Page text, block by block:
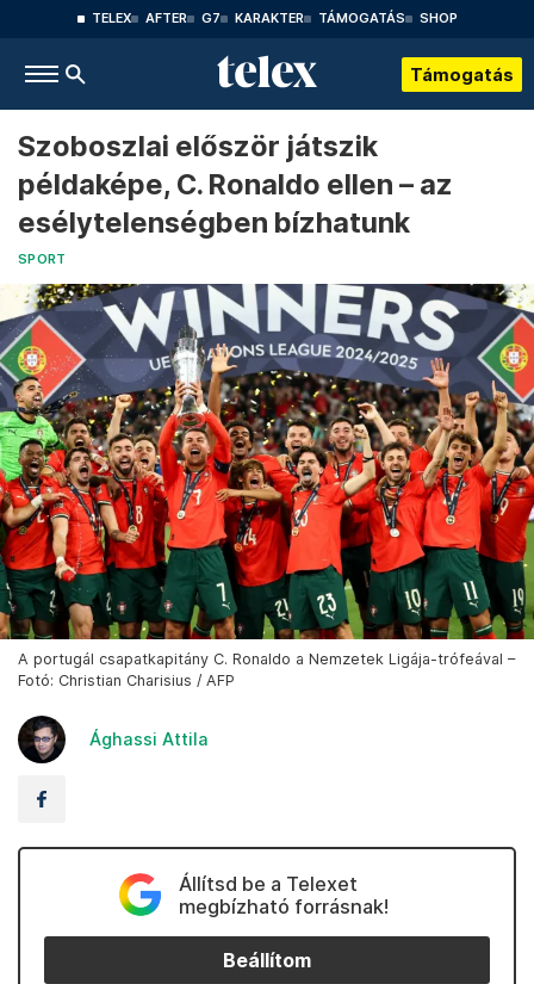
TELEX AFTER G7 KARAKTER TÁMOGATÁS SHOP
Támogatás
Szoboszlai először játszik
példaképe, C. Ronaldo ellen – az
esélytelenségben bízhatunk
SPORT
A portugál csapatkapitány C. Ronaldo a Nemzetek Ligája-trófeával –
Fotó: Christian Charisius / AFP
Ághassi Attila
Állítsd be a Telexet
megbízható forrásnak!
Beállítom